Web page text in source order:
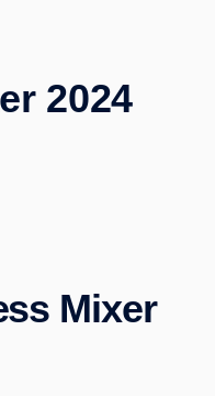
2024
Mixer